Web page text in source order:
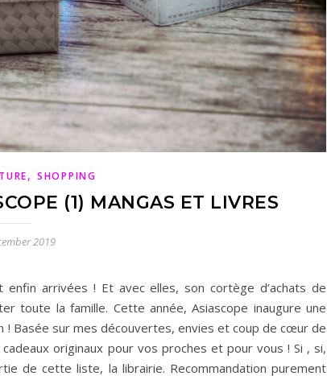
,SHOPPING
(1) MANGAS ET LIVRES
2019
arrivées ! Et avec elles, son cortège d’achats de
toute la famille. Cette année, Asiascope inaugure une
! Basée sur mes découvertes, envies et coup de cœur de
originaux pour vos proches et pour vous ! Si , si,
de cette liste, la librairie. Recommandation purement